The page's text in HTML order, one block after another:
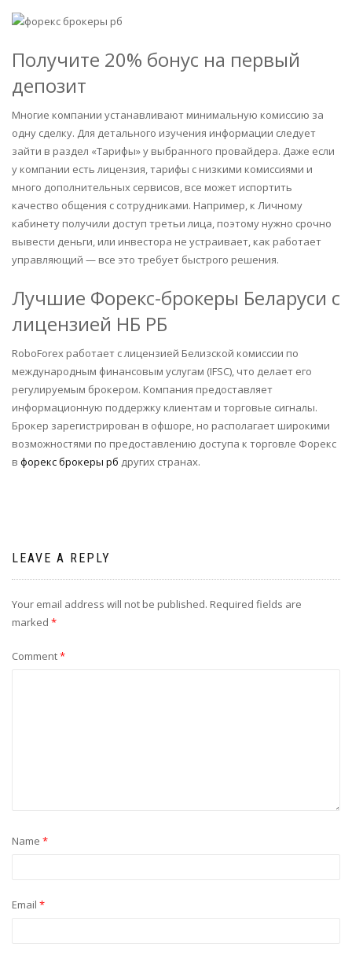
Получите 20% бонус на первый
депозит
Многие компании устанавливают минимальную комиссию за
одну сделку. Для детального изучения информации следует
зайти в раздел «Тарифы» у выбранного провайдера. Даже если
у компании есть лицензия, тарифы с низкими комиссиями и
много дополнительных сервисов, все может испортить
качество общения с сотрудниками. Например, к Личному
кабинету получили доступ третьи лица, поэтому нужно срочно
вывести деньги, или инвестора не устраивает, как работает
управляющий — все это требует быстрого решения.
Лучшие Форекс-брокеры Беларуси с
лицензией НБ РБ
RoboForex работает с лицензией Белизской комиссии по
международным финансовым услугам (IFSC), что делает его
регулируемым брокером. Компания предоставляет
информационную поддержку клиентам и торговые сигналы.
Брокер зарегистрирован в офшоре, но располагает широкими
возможностями по предоставлению доступа к торговле Форекс
в форекс брокеры рб других странах.
LEAVE A REPLY
Your email address will not be published. Required fields are
marked *
Comment*
Name *
Email *